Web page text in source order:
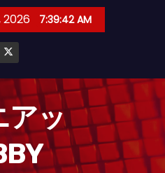
2026 7:39:44 AM
アッ